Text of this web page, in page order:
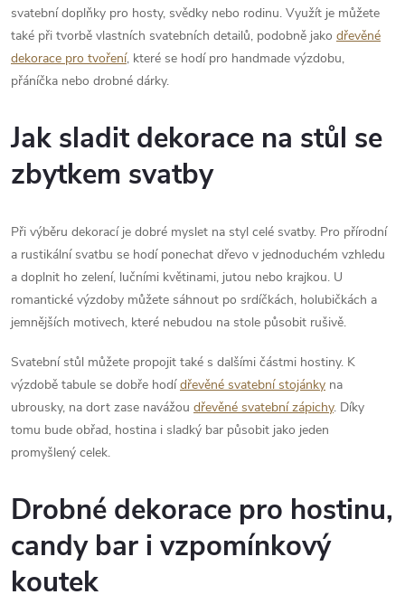
svatební doplňky pro hosty, svědky nebo rodinu. Využít je můžete
také při tvorbě vlastních svatebních detailů, podobně jako dřevěné
dekorace pro tvoření, které se hodí pro handmade výzdobu,
přáníčka nebo drobné dárky.
Jak sladit dekorace na stůl se
zbytkem svatby
Při výběru dekorací je dobré myslet na styl celé svatby. Pro přírodní
a rustikální svatbu se hodí ponechat dřevo v jednoduchém vzhledu
a doplnit ho zelení, lučními květinami, jutou nebo krajkou. U
romantické výzdoby můžete sáhnout po srdíčkách, holubičkách a
jemnějších motivech, které nebudou na stole působit rušivě.
Svatební stůl můžete propojit také s dalšími částmi hostiny. K
výzdobě tabule se dobře hodídřevěné svatební stojánky na
ubrousky, na dort zase navážou dřevěné svatební zápichy. Díky
tomu bude obřad, hostina i sladký bar působit jako jeden
promyšlený celek.
Drobné dekorace pro hostinu,
candy bar i vzpomínkový
koutek